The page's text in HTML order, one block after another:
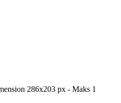
286x203 px - Maks 1